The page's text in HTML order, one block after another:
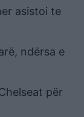
asistoi te
ndërsa e
për